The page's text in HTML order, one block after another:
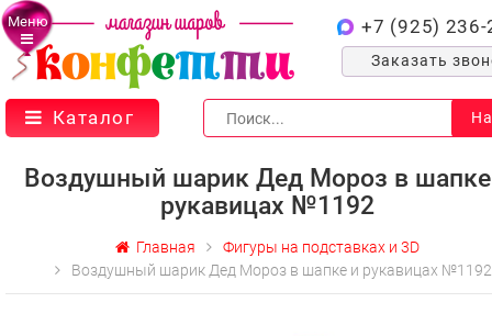
Меню +7 (925) 236-
Заказать
Каталог
Воздушный шарик Дед Мороз в
рукавицах №1192
Главная
Фигуры на подставках и 3D
Воздушный шарик Дед Мороз в шапке и рукавицах №1192